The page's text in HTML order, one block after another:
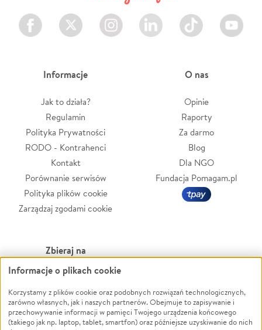
Facebook Twitter Instagram LinkedIn TikTok Youtube
Informacje
Jak to działa?
Regulamin
Polityka Prywatności
RODO - Kontrahenci
Kontakt
Porównanie serwisów
Polityka plików cookie
Zarządzaj zgodami cookie
O nas
Opinie
Raporty
Za darmo
Blog
Dla NGO
Fundacja Pomagam.pl
Zbieraj na
Leczenie
Zwierzęta
Pożar
Ukraina
Powódź
Wichura
NGO
Informacje o plikach cookie
Korzystamy z plików cookie oraz podobnych rozwiązań technologicznych,
zarówno własnych, jak i naszych partnerów. Obejmuje to zapisywanie i
przechowywanie informacji w pamięci Twojego urządzenia końcowego
(takiego jak np. laptop, tablet, smartfon) oraz późniejsze uzyskiwanie do nich